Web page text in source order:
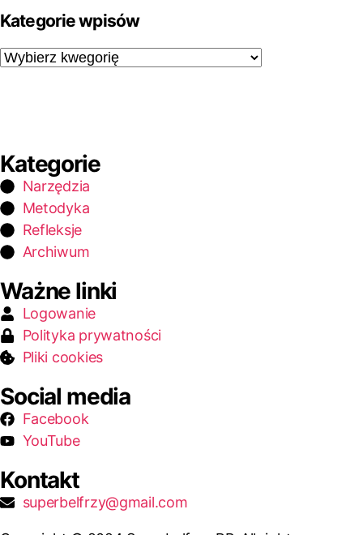
Kategorie wpisów
Kategorie
Narzędzia
Metodyka
Refleksje
Archiwum
Ważne linki
Logowanie
Polityka prywatności
Pliki cookies
Social media
Facebook
YouTube
Kontakt
superbelfrzy@gmail.com